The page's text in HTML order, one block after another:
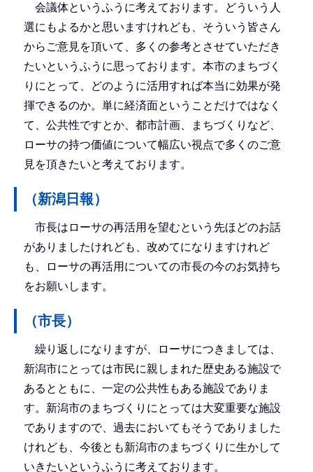
会議体というふうに考えております。どういう人
選にもよるかと思いますけれども、そういう皆さん
からご意見を頂いて、多くの参考とさせていただき
たいというふうに思っております。本市のまちづく
りにとって、どのように活用すれば本当に効果が発
揮できるのか。単に経済面ということだけではなく
て、公共性ですとか、都市計画、まちづくりなど、
ローサの持つ価値について幅広い視点で多くのご意
見を頂きたいと考えております。
（新潟日報）
市長はローサの再活用を望むという先ほどのお話
がありましたけれども、改めてになりますけれど
も、ローサの再活用についての市長の今のお気持ち
をお願いします。
（市長）
繰り返しになりますが、ローサにつきましては、
新潟市にとっては市民に親しまれた歴史ある施設で
あるとともに、一定の公共性もある施設でありま
す。新潟市のまちづくりにとっては大変重要な施設
でありますので、過去においてもそうでありました
けれども、今後とも新潟市のまちづくりに生かして
いきたいというふうに考えております。